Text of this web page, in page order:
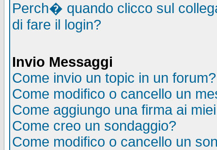
Perch� quando clicco sul
di fare il login?
Invio Messaggi
Come invio un topic in un forum?
Come modifico o cancello un
Come aggiungo una firma ai
Come creo un sondaggio?
Come modifico o cancello un